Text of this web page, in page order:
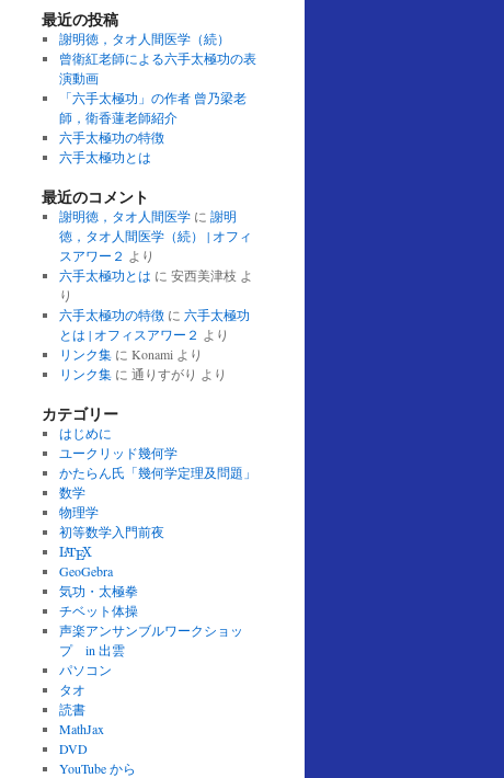
最近の投稿
謝明徳，タオ人間医学（続）
曾衛紅老師による六手太極功の表
演動画
「六手太極功」の作者 曾乃梁老
師，衛香蓮老師紹介
六手太極功の特徴
六手太極功とは
最近のコメント
謝明徳，タオ人間医学に 謝明
徳，タオ人間医学（続） | オフィ
スアワー２ より
六手太極功とは に 安西美津枝 よ
り
六手太極功の特徴に 六手太極功
とは | オフィスアワー２ より
リンク集に Konami より
リンク集に 通りすがり より
カテゴリー
はじめに
ユークリッド幾何学
かたらん氏「幾何学定理及問題」
数学
物理学
初等数学入門前夜
LATEX
LATEX
GeoGebra
気功・太極拳
チベット体操
声楽アンサンブルワークショッ
プ in 出雲
パソコン
タオ
読書
MathJax
DVD
YouTube から